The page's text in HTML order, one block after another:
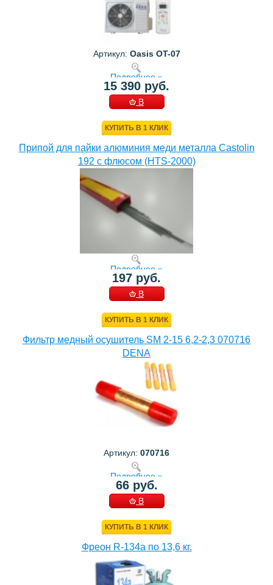
Артикул: Oasis OT-07
Подробнее »
15 390 руб.
В
КУПИТЬ В 1 КЛИК
Припой для пайки алюминия меди металла Castolin
192 с флюсом (HTS-2000)
Подробнее »
197 руб.
В
КУПИТЬ В 1 КЛИК
Фильтр медный осушитель SM 2-15 6,2-2,3 070716
DENA
Артикул: 070716
Подробнее »
66 руб.
В
КУПИТЬ В 1 КЛИК
Фреон R-134a по 13,6 кг.